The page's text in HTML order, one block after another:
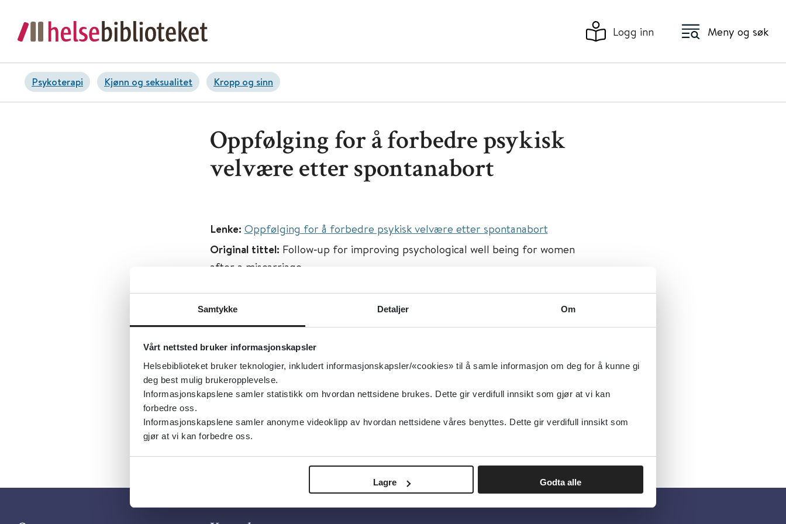
Samtykke Detaljer Om
Vårt nettsted bruker informasjonskapsler
Helsebiblioteket bruker teknologier, inkludert informasjonskapsler/«cookies» til å samle informasjon om deg for å kunne gi
deg best mulig brukeropplevelse.
Informasjonskapslene samler statistikk om hvordan nettsidene brukes. Dette gir verdifull innsikt som gjør at vi kan
forbedre oss.
Informasjonskapslene samler anonyme videoklipp av hvordan nettsidene våres benyttes. Dette gir verdifull innsikt som
gjør at vi kan forbedre oss.
Lagre Godta alle
Logg inn Meny og søk
Psykoterapi Kjønn og seksualitet Kropp og sinn
Oppfølging for å forbedre psykisk
velvære etter spontanabort
Lenke: Oppfølging for å forbedre psykisk velvære etter spontanabort
Original tittel: Follow‐up for improving psychological well being for women
after a miscarriage
Tema: Psykoterapi, Kjønn og seksualitet, Kropp og sinn
Emner:Psykoterapi, Kropp og sinn, Kjønn og seksualitet
Dokumenttype:Oppsummert forskning
Utgiver:Cochrane Library
Språk:Engelsk